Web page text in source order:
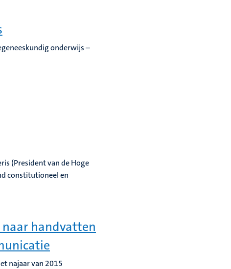
onderwijs –
(President van de Hoge
constitutioneel en
handvatten
najaar van 2015